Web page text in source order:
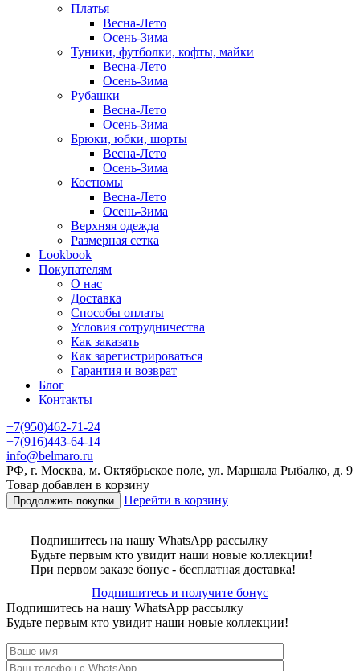
Платья
Весна-Лето
Осень-Зима
Туники, футболки, кофты, майки
Весна-Лето
Осень-Зима
Рубашки
Весна-Лето
Осень-Зима
Брюки, юбки, шорты
Весна-Лето
Осень-Зима
Костюмы
Весна-Лето
Осень-Зима
Верхняя одежда
Размерная сетка
Lookbook
Покупателям
О нас
Доставка
Способы оплаты
Условия сотрудничества
Как заказать
Как зарегистрироваться
Гарантия и возврат
Блог
Контакты
+7(950)462-71-24
+7(916)443-64-14
info@belmaro.ru
РФ, г. Москва, м. Октябрьское поле, ул. Маршала Рыбалко, д. 9
Товар добавлен в корзину
Продолжить покупки Перейти в корзину
Подпишитесь на нашу WhatsApp рассылку
Будьте первым кто увидит наши новые коллекции!
При первом заказе бонус - бесплатная доставка!
Подпишитесь и получите бонус
Подпишитесь на нашу WhatsApp рассылку
Будьте первым кто увидит наши новые коллекции!